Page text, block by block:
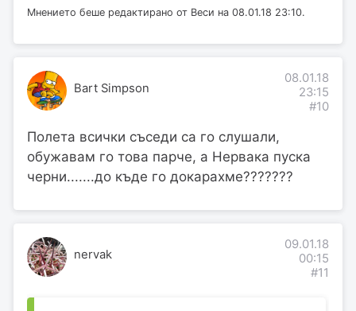
Мнението беше редактирано от Веси на 08.01.18 23:10.
Bart Simpson
08.01.18
23:15
#10
Полета всички съседи са го слушали,
обужавам го това парче, а Нервака пуска
черни.......до къде го докарахме???????
nervak
09.01.18
00:15
#11